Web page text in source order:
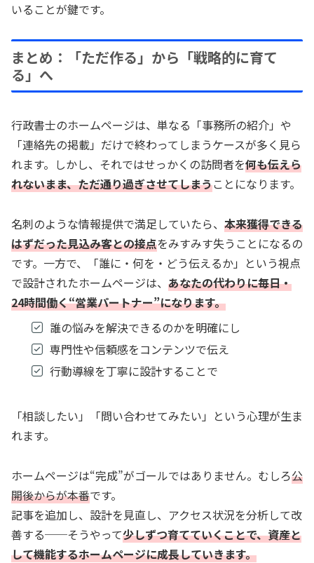
いることが鍵です。
まとめ：「ただ作る」から「戦略的に育て
る」へ
行政書士のホームページは、単なる「事務所の紹介」や
「連絡先の掲載」だけで終わってしまうケースが多く見ら
れます。しかし、それではせっかくの訪問者を何も伝えら
れないまま、ただ通り過ぎさせてしまうことになります。
名刺のような情報提供で満足していたら、 本来獲得できる
はずだった見込み客との接点をみすみす失うことになるの
です。一方で、「誰に・何を・どう伝えるか」という視点
で設計されたホームページは、 あなたの代わりに毎日・
24時間働く“営業パートナー”になります。
誰の悩みを解決できるのかを明確にし
専門性や信頼感をコンテンツで伝え
行動導線を丁寧に設計することで
「相談したい」「問い合わせてみたい」という心理が生ま
れます。
ホームページは“完成”がゴールではありません。むしろ公
開後からが本番です。
記事を追加し、設計を見直し、アクセス状況を分析して改
善する──そうやって少しずつ育てていくことで、資産と
して機能するホームページに成長していきます。